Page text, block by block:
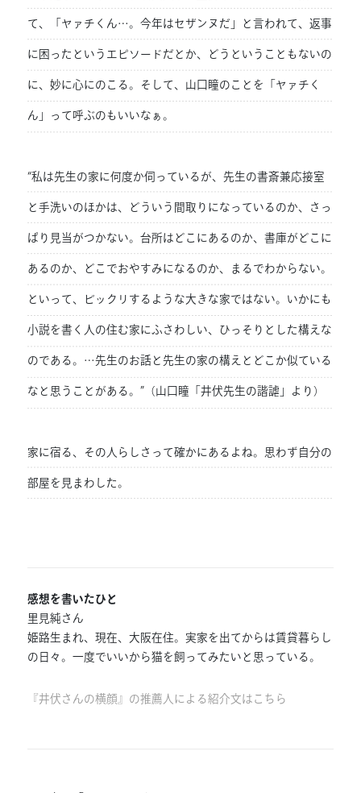
て、「ヤァチくん…。今年はセザンヌだ」と言われて、返事
に困ったというエピソードだとか、どうということもないの
に、妙に心にのこる。そして、山口瞳のことを「ヤァチく
ん」って呼ぶのもいいなぁ。
“私は先生の家に何度か伺っているが、先生の書斎兼応接室
と手洗いのほかは、どういう間取りになっているのか、さっ
ぱり見当がつかない。台所はどこにあるのか、書庫がどこに
あるのか、どこでおやすみになるのか、まるでわからない。
といって、ビックリするような大きな家ではない。いかにも
小説を書く人の住む家にふさわしい、ひっそりとした構えな
のである。…先生のお話と先生の家の構えとどこか似ている
なと思うことがある。”（山口瞳「井伏先生の諧謔」より）
家に宿る、その人らしさって確かにあるよね。思わず自分の
部屋を見まわした。
感想を書いたひと
里見純さん
姫路生まれ、現在、大阪在住。実家を出てからは賃貸暮らし
の日々。一度でいいから猫を飼ってみたいと思っている。
『井伏さんの横顔』の推薦人による紹介文はこちら